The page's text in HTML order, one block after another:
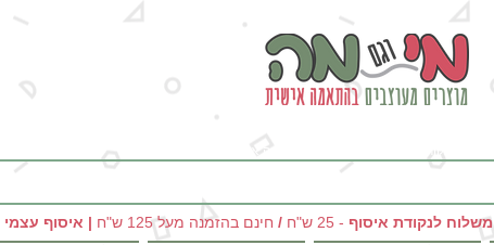
משלוח לנקודת איסוף - 25 ש"ח / חינם בהזמנה מעל 125 ש"ח | איסוף עצמי